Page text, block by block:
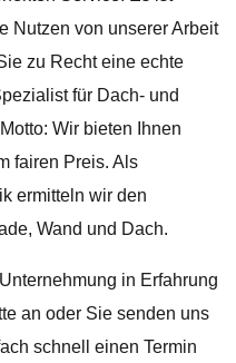
Nutzen von unserer Arbeit
zu Recht eine echte
für Dach- und
Wir bieten Ihnen
fairen Preis. Als
ermitteln wir den
Wand und Dach.
in Erfahrung
an oder Sie senden uns
schnell einen Termin